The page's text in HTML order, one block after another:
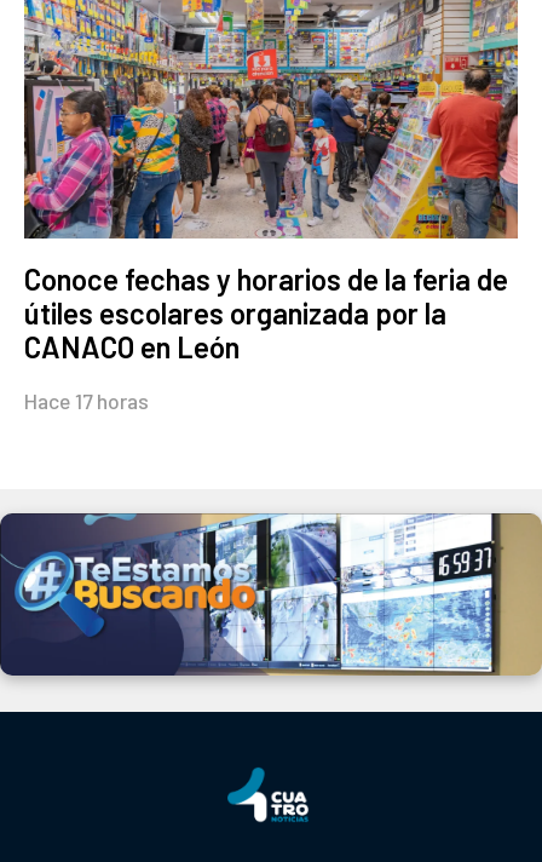
Conoce fechas y horarios de la feria de
útiles escolares organizada por la
CANACO en León
Hace 17 horas